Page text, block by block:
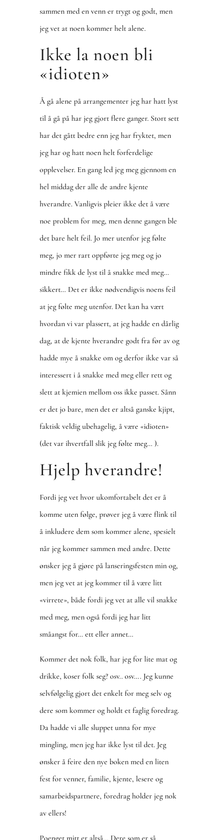
sammen med en venn er trygt og godt, men
jeg vet at noen kommer helt alene.
Ikke la noen bli
«idioten»
Å gå alene på arrangementer jeg har hatt lyst
til å gå på har jeg gjort flere ganger. Stort sett
har det gått bedre enn jeg har fryktet, men
jeg har og hatt noen helt forferdelige
opplevelser. En gang led jeg meg gjennom en
hel middag der alle de andre kjente
hverandre. Vanligvis pleier ikke det å være
noe problem for meg, men denne gangen ble
det bare helt feil. Jo mer utenfor jeg følte
meg, jo mer rart oppførte jeg meg og jo
mindre fikk de lyst til å snakke med meg…
sikkert… Det er ikke nødvendigvis noens feil
at jeg følte meg utenfor. Det kan ha vært
hvordan vi var plassert, at jeg hadde en dårlig
dag, at de kjente hverandre godt fra før av og
hadde mye å snakke om og derfor ikke var så
interessert i å snakke med meg eller rett og
slett at kjemien mellom oss ikke passet. Sånn
er det jo bare, men det er altså ganske kjipt,
faktisk veldig ubehagelig, å være «idioten»
(det var ihvertfall slik jeg følte meg… ).
Hjelp hverandre!
Fordi jeg vet hvor ukomfortabelt det er å
komme uten følge, prøver jeg å være flink til
å inkludere dem som kommer alene, spesielt
når jeg kommer sammen med andre. Dette
ønsker jeg å gjøre på lanseringsfesten min og,
men jeg vet at jeg kommer til å være litt
«virrete», både fordi jeg vet at alle vil snakke
med meg, men også fordi jeg har litt
småangst for… ett eller annet…
Kommer det nok folk, har jeg for lite mat og
drikke, koser folk seg? osv.. osv…. Jeg kunne
selvfølgelig gjort det enkelt for meg selv og
dere som kommer og holdt et faglig foredrag.
Da hadde vi alle sluppet unna for mye
mingling, men jeg har ikke lyst til det. Jeg
ønsker å feire den nye boken med en liten
fest for venner, familie, kjente, lesere og
samarbeidspartnere, foredrag holder jeg nok
av ellers!